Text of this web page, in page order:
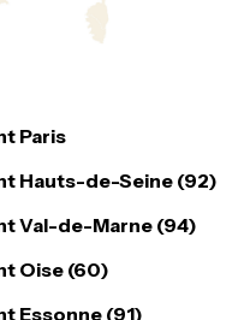
Paris
Hauts-de-Seine (92)
Val-de-Marne (94)
Oise (60)
Essonne (91)